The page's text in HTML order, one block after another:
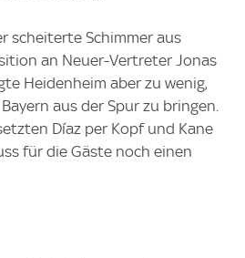
scheiterte Schimmer aus
an Neuer-Vertreter Jonas
Heidenheim aber zu wenig,
aus der Spur zu bringen.
Díaz per Kopf und Kane
für die Gäste noch einen